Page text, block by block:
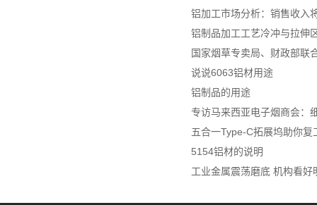
铝加工市场分析：销售收入
铝制品加工工艺冷冲与拉伸
国家烟草专卖局、财政部联
说说6063铝材用途
铝制品的用途
专访马来西亚电子烟商会：
五合一Type-C拓展坞助你
5154铝材的说明
工业金属震荡磨底 机构看